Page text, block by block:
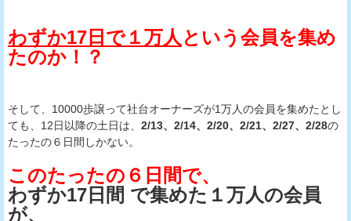
わずか17日で１万人 という会員を集め
たのか！？
そして、10000歩譲って社台オーナーズが1万人の会員を集めたとし
ても、12日以降の土日は、 2/13、2/14、2/20、2/21、2/27、2/28の
たったの６日間しかない。
このたったの６日間で、
わずか17日間 で集めた１万人の会員
が、